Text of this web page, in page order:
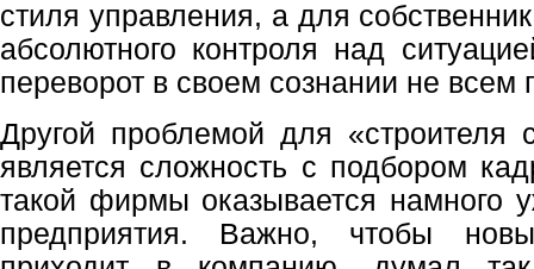
стиля управления, а для
абсолютного контроля над
переворот в своем сознании не всем
Другой проблемой для «строителя
является сложность с подбором
такой фирмы оказывается намного
предприятия. Важно, чтобы